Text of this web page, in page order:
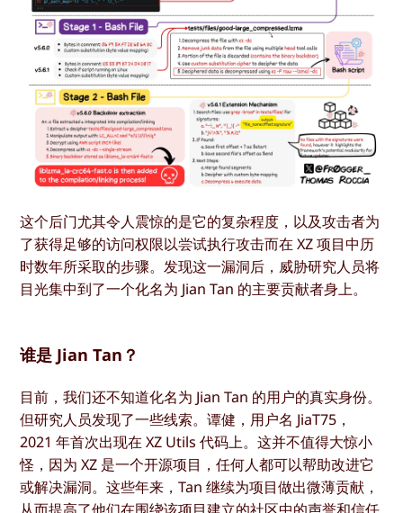
这个后门尤其令人震惊的是它的复杂程度，以及攻击者为
了获得足够的访问权限以尝试执行攻击而在 XZ 项目中历
时数年所采取的步骤。发现这一漏洞后，威胁研究人员将
目光集中到了一个化名为 Jian Tan 的主要贡献者身上。
谁是 Jian Tan？
目前，我们还不知道化名为 Jian Tan 的用户的真实身份。
但研究人员发现了一些线索。谭健，用户名 JiaT75，
2021 年首次出现在 XZ Utils 代码上。这并不值得大惊小
怪，因为 XZ 是一个开源项目，任何人都可以帮助改进它
或解决漏洞。这些年来，Tan 继续为项目做出微薄贡献，